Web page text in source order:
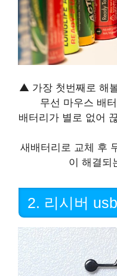
▲ 가장 첫번째로 해
무선 마우스 배
배터리가 별로 없어
새배터리로 교체 후
이 해결되
2. 리시버